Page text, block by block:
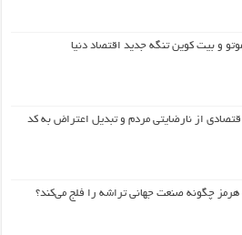
و بیت کوین تنگه جدید اقتصاد دنیا
از نارضایتی مردم و تبدیل اعتراض به کد
هرمز چگونه صنعت جهانی تراشه را فلج می‌کند؟